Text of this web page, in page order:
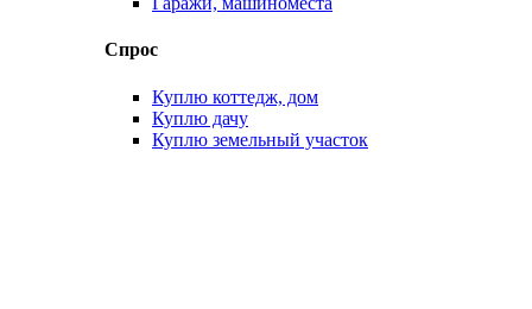
Спрос
Куплю коттедж, дом
Куплю дачу
Куплю земельный участок